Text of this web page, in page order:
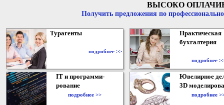
ВЫСОКО
Получить предложения по
Турагенты
подробнее >>
Практическая
бухгалтерия
подробнее
IT и программи-
рование
подробнее >>
Ювелирное
3D
подробнее